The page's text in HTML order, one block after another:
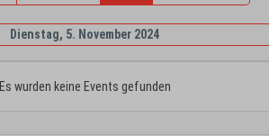
Dienstag, 5. November 2024
Es wurden keine Events gefunden